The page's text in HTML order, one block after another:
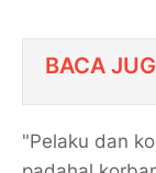
BACA
"Pelaku dan